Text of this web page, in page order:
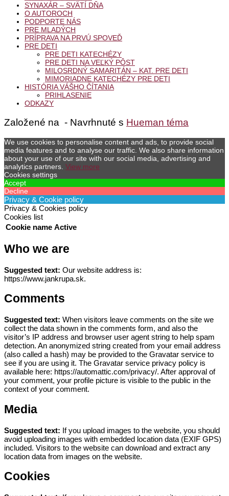
SYNAXÁR – SVÄTÍ DŇA
O AUTOROCH
PODPORTE NÁS
PRE MLADÝCH
PRÍPRAVA NA PRVÚ SPOVEĎ
PRE DETI
PRE DETI KATECHÉZY
PRE DETI NA VEĽKÝ PÔST
MILOSRDNÝ SAMARITÁN – KAT. PRE DETI
MIMORIADNE KATECHÉZY PRE DETI
HISTÓRIA VÁŠHO ČÍTANIA
PRIHLASENIE
ODKAZY
Založené na - Navrhnuté s Hueman téma
We use cookies to personalise content and ads, to provide social
media features and to analyse our traffic. We also share information
about your use of our site with our social media, advertising and
analytics partners. View more
Cookies settings
Accept
Decline
Privacy & Cookie policy
Privacy & Cookies policy
Cookies list
Cookie name Active
Who we are
Suggested text: Our website address is:
https://www.jankrupa.sk.
Comments
Suggested text: When visitors leave comments on the site we
collect the data shown in the comments form, and also the
visitor’s IP address and browser user agent string to help spam
detection. An anonymized string created from your email address
(also called a hash) may be provided to the Gravatar service to
see if you are using it. The Gravatar service privacy policy is
available here: https://automattic.com/privacy/. After approval of
your comment, your profile picture is visible to the public in the
context of your comment.
Media
Suggested text: If you upload images to the website, you should
avoid uploading images with embedded location data (EXIF GPS)
included. Visitors to the website can download and extract any
location data from images on the website.
Cookies